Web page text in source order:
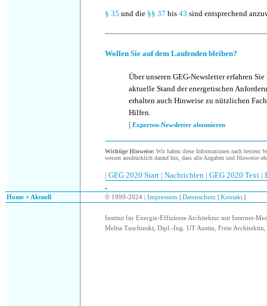
§ 35 und die §§ 37 bis 43 sind entsprechend
Wollen Sie auf dem Laufenden bleiben?
Über unseren GEG-Newsletter erfahren
aktuelle Stand der energetischen
erhalten auch Hinweise zu nützlichen
Hilfen.
| Experten-Newsletter abonnieren
Wichtige Hinweise: Wir haben diese Informationen nach bestem
weisen ausdrücklich darauf hin, dass alle Angaben und Hinweise
| GEG 2020 Start | Nachrichten | GEG 2020 Text |
.
Home + Aktuell © 1999-2024 | Impressum Datenschutz Kontakt
Institut für Energie-Effiziente Architektur mit Internet-
Melita Tuschinski, Dipl.-Ing. UT Austin, Freie Architektin,